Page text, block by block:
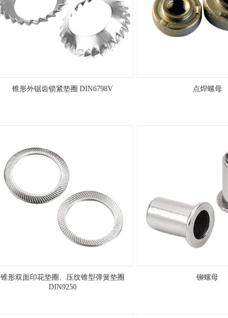
锥形外锯齿锁紧垫圈 DIN6798V 点焊螺母
锥形双面印花垫圈、压纹锥型弹簧垫圈
DIN9250
铆螺母